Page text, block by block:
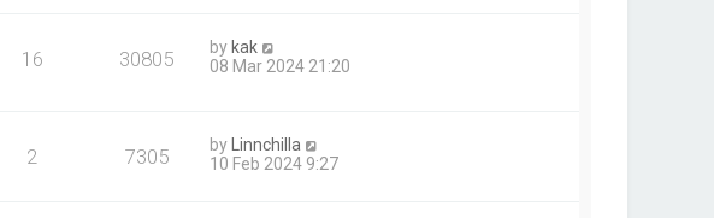
16 30805 by kak
08 Mar 2024 21:20
2 7305 by
Linnchilla
10 Feb 2024 9:27